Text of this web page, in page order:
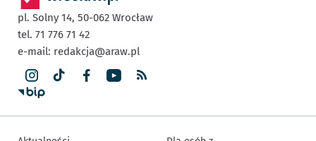
pl. Solny 14, 50-062 Wrocław
tel. 71 776 71 42
e-mail: redakcja@araw.pl